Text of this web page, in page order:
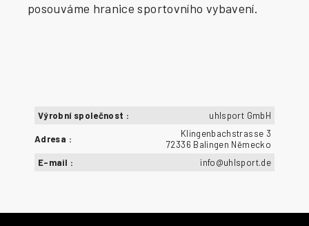
posouváme hranice sportovního vybavení.
Výrobní společnost : uhlsport GmbH
Adresa :
Klingenbachstrasse 3
72336 Balingen Německo
E-mail : info@uhlsport.de